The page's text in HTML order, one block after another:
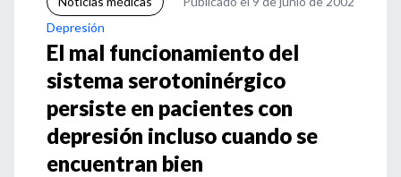
Depresión
El mal funcionamiento del
sistema serotoninérgico
persiste en pacientes con
depresión incluso cuando se
encuentran bien